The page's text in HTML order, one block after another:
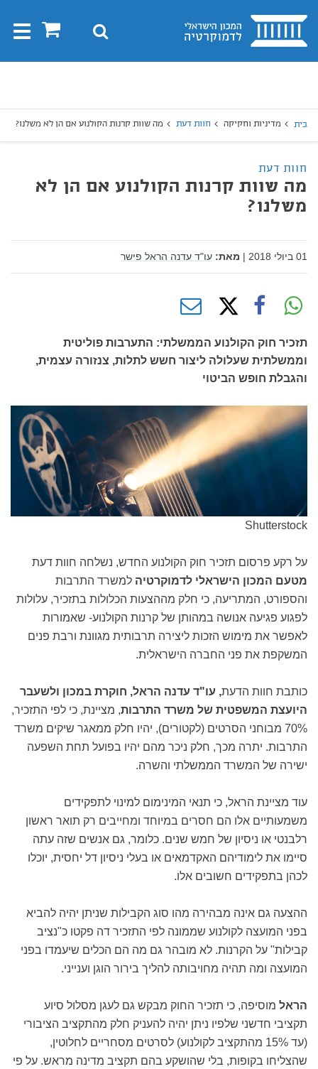
בית 0 חיפוש
בית מדיניות וחקיקה חוות דעת מה שוות קרנות הקולנוע אם הן לא משלנו?
חוות דעת
מה שוות קרנות הקולנוע אם הן לא
משלנו?
01 ביולי 2018 | מאת: עו"ד עדנה הראל פישר
תזכיר חוק הקולנוע הממשלתי: התערבות פוליטית
וממשלתית שעלולה ליצור חשש לתלות, צנזורה עצמית,
והגבלת חופש הביטוי
Shutterstock
על רקע פרסום תזכיר חוק הקולנוע החדש, נשלחה חוות דעת
מטעם המכון הישראלי לדמוקרטיה למשרד התרבות
והספורט, המתריעה, כי חלק מההצעות הכלולות בתזכיר, עלולות
לפגוע פגיעה אנושה במהותן של קרנות הקולנוע- שאמורות
לאפשר את מימוש הזכות ליצירה תרבותית מגוונת ורבת פנים
המשקפת את פני החברה הישראלית.
כותבת חוות הדעת, עו"ד עדנה הראל, חוקרת במכון ולשעבר
היועצת המשפטית של משרד התרבות, מציינת, כי לפי התזכיר,
70% מבוחני הסרטים (לקטורים), יהיו חלק ממאגר שיקים משרד
התרבות. יתרה מכך, חלק ניכר מהם יהיו בפועל תחת השפעה
ישירה של המשרד הממשלתי והשרה.
עוד מציינת הראל, כי תנאי המינימום למינוי לתפקידים
משמעותיים אלו הם חסרים במיוחד ומחייבים רק תואר ראשון
רלבנטי או ניסיון של חמש שנים. כלומר, גם אנשים שזה עתה
סיימו את לימודיהם האקדמאים או בעלי ניסיון דל יחסית, יוכלו
לכהן בתפקידים חשובים אלו.
ההצעה גם אינה מבהירה מהו סוג הקבילות שניתן יהיה להביא
בפני המועצה לקולנוע שממונה לפי התזכיר דה פקטו כ"נציב
קבילות" על הקרנות. לא מובהר גם מה הם הכלים שיעמדו בפני
המועצה ומה תהיה מחויבותה להליך בירור הוגן וענייני.
הראל מוסיפה, כי תזכיר החוק מבקש גם לעגן מסלול סיוע
תקציבי חדשני שלפיו ניתן יהיה להעניק חלק מהתקציב הציבורי
(עד 15% מהתקציב לקולנוע) לסרטים מסחריים לחלוטין,
שהצליחו בקופות, בלי שהושקע בהם תקציב מדינה מראש. על פי